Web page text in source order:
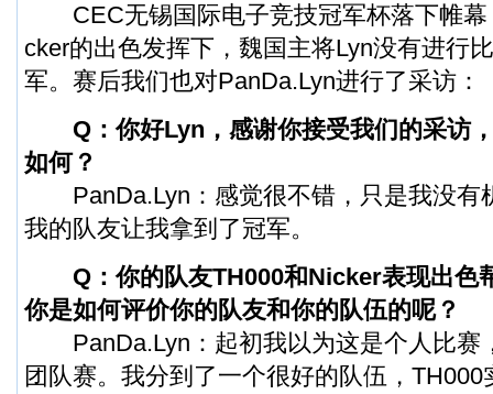
CEC无锡国际电子竞技冠军杯落下帷幕
cker的出色发挥下，魏国主将Lyn没有进行
军。赛后我们也对PanDa.Lyn进行了采访：
Q：你好Lyn，感谢你接受我们的采访
如何？
PanDa.Lyn：感觉很不错，只是我没有
我的队友让我拿到了冠军。
Q：你的队友TH000和Nicker表现出色
你是如何评价你的队友和你的队伍的呢？
PanDa.Lyn：起初我以为这是个人比赛
团队赛。我分到了一个很好的队伍，